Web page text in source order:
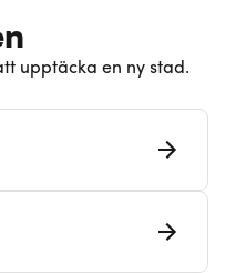
upptäcka en ny stad.